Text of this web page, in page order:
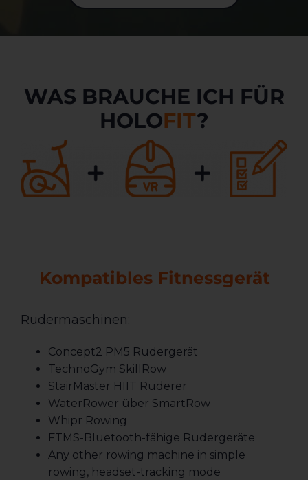
WAS BRAUCHE ICH FÜR
HOLOFIT?
Kompatibles Fitnessgerät
Rudermaschinen:
Concept2 PM5 Rudergerät
TechnoGym SkillRow
StairMaster HIIT Ruderer
WaterRower über SmartRow
Whipr Rowing
FTMS-Bluetooth-fähige Rudergeräte
Any other rowing machine in simple
rowing, headset-tracking mode